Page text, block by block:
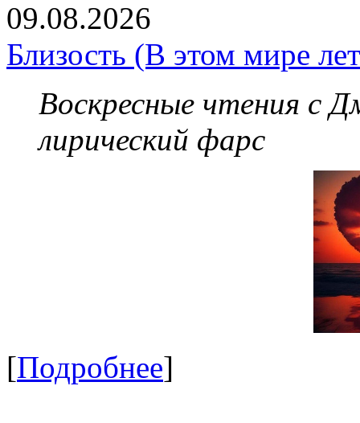
09.08.2026
Близость (В этом мире
Воскресные чтения с
лирический фарс
[Подробнее]